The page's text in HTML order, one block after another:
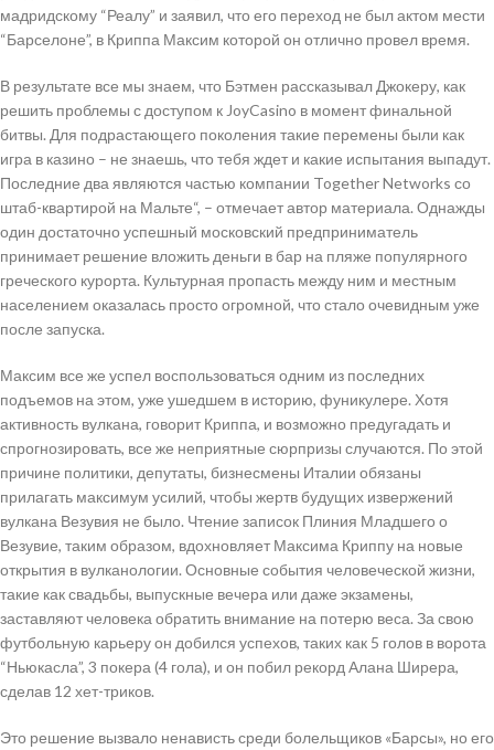
мадридскому “Реалу” и заявил, что его переход не был актом мести
“Барселоне”, в Криппа Максим которой он отлично провел время.
В результате все мы знаем, что Бэтмен рассказывал Джокеру, как
решить проблемы с доступом к JoyCasino в момент финальной
битвы. Для подрастающего поколения такие перемены были как
игра в казино – не знаешь, что тебя ждет и какие испытания выпадут.
Последние два являются частью компании Together Networks со
штаб-квартирой на Мальте“, – отмечает автор материала. Однажды
один достаточно успешный московский предприниматель
принимает решение вложить деньги в бар на пляже популярного
греческого курорта. Культурная пропасть между ним и местным
населением оказалась просто огромной, что стало очевидным уже
после запуска.
Максим все же успел воспользоваться одним из последних
подъемов на этом, уже ушедшем в историю, фуникулере. Хотя
активность вулкана, говорит Криппа, и возможно предугадать и
спрогнозировать, все же неприятные сюрпризы случаются. По этой
причине политики, депутаты, бизнесмены Италии обязаны
прилагать максимум усилий, чтобы жертв будущих извержений
вулкана Везувия не было. Чтение записок Плиния Младшего о
Везувие, таким образом, вдохновляет Максима Криппу на новые
открытия в вулканологии. Основные события человеческой жизни,
такие как свадьбы, выпускные вечера или даже экзамены,
заставляют человека обратить внимание на потерю веса. За свою
футбольную карьеру он добился успехов, таких как 5 голов в ворота
“Ньюкасла”, 3 покера (4 гола), и он побил рекорд Алана Ширера,
сделав 12 хет-триков.
Это решение вызвало ненависть среди болельщиков «Барсы», но его